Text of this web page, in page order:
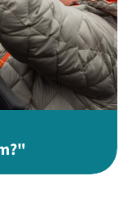
Flick TikTok